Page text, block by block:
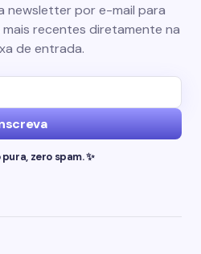
newsletter por e-mail para
recentes diretamente na
de entrada.
zero spam. ✨